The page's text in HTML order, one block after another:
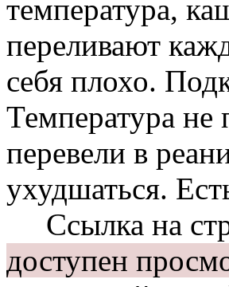
температура,
переливают
себя плохо.
Температура не
перевели в
ухудшаться.
Ссылка на
доступен